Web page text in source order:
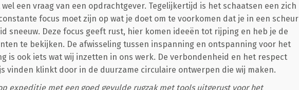
een vraag van een opdrachtgever. Tegelijkertijd is het schaatsen een zich
focus moet zijn op wat je doet om te voorkomen dat je in een scheur
sneeuw. Deze focus geeft rust, hier komen ideeën tot rijping en heb je de
te bekijken. De afwisseling tussen inspanning en ontspanning voor het
is ook iets wat wij inzetten in ons werk. De verbondenheid en het respect
vinden klinkt door in de duurzame circulaire ontwerpen die wij maken.
expeditie met een goed gevulde rugzak met tools uitgerust voor het